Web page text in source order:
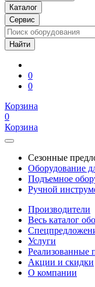
Каталог
Сервис
0
0
Корзина
0
Корзина
Сезонные
Оборудование
Подъемное
Ручной
Производители
Весь каталог
Услуги
Реализованные
Акции и скидки
О компании